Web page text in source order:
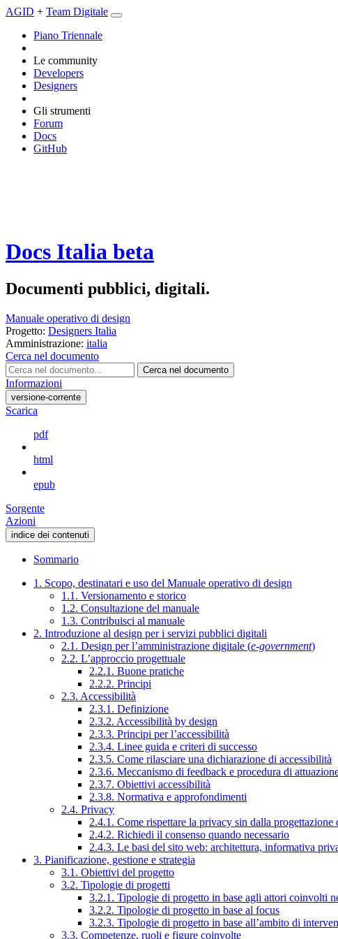
AGID + Team Digitale
Piano Triennale
Le community
Developers
Designers
Gli strumenti
Forum
Docs
GitHub
Docs Italia beta
Documenti pubblici, digitali.
Manuale operativo di design
Progetto: Designers Italia
Amministrazione: italia
Cerca nel documento
Cerca nel documento
Informazioni
versione-corrente
Scarica
pdf
html
epub
Sorgente
Azioni
indice dei contenuti
Sommario
1. Scopo, destinatari e uso del Manuale operativo di design
1.1. Versionamento e storico
1.2. Consultazione del manuale
1.3. Contribuisci al manuale
2. Introduzione al design per i servizi pubblici digitali
2.1. Design per l’amministrazione digitale (e-government)
2.2. L’approccio progettuale
2.2.1. Buone pratiche
2.2.2. Principi
2.3. Accessibilità
2.3.1. Definizione
2.3.2. Accessibilità by design
2.3.3. Principi per l’accessibilità
2.3.4. Linee guida e criteri di successo
2.3.5. Come rilasciare una dichiarazione di accessibilità
2.3.6. Meccanismo di feedback e procedura di
2.3.7. Obiettivi accessibilità
2.3.8. Normativa e approfondimenti
2.4. Privacy
2.4.1. Come rispettare la privacy sin dalla
2.4.2. Richiedi il consenso quando necessario
2.4.3. Le basi del sito web: architettura, informativa
3. Pianificazione, gestione e strategia
3.1. Obiettivi del progetto
3.2. Tipologie di progetti
3.2.1. Tipologie di progetto in base agli attori coinvolti
3.2.2. Tipologie di progetto in base al focus
3.2.3. Tipologie di progetto in base all’ambito di
3.3. Competenze, ruoli e figure coinvolte